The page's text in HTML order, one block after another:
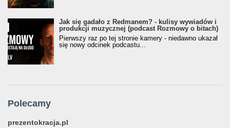
Jak się gadało z Redmanem? - kulisy wywiadów i
produkcji muzycznej (podcast Rozmowy o bitach)
Pierwszy raz po tej stronie kamery - niedawno ukazał
się nowy odcinek podcastu...
Polecamy
prezentokracja.pl